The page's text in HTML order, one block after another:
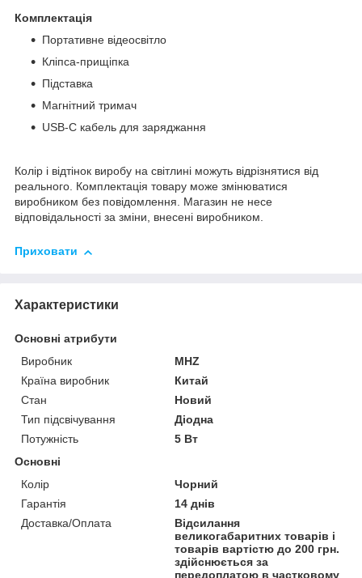
Комплектація
Портативне відеосвітло
Кліпса-прищіпка
Підставка
Магнітний тримач
USB-C кабель для заряджання
Колір і відтінок виробу на світлині можуть відрізнятися від
реального. Комплектація товару може змінюватися
виробником без повідомлення. Магазин не несе
відповідальності за зміни, внесені виробником.
Приховати
Характеристики
Основні атрибути
Виробник
MHZ
Країна виробник
Китай
Стан
Новий
Тип підсвічування
Діодна
Потужність
5 Вт
Основні
Колір
Чорний
Гарантія
14 днів
Доставка/Оплата
Відсилання
великогабаритних товарів і
товарів вартістю до 200 грн.
здійснюється за
передоплатою в частковому